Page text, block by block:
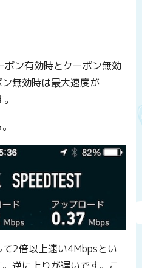
ン有効時とクーポン無効
無効時は最大速度が
2倍以上速い4Mbpsとい